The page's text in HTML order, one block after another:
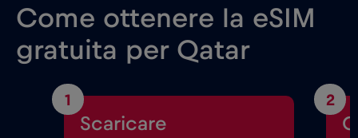
Come ottenere la eSIM
gratuita per Qatar
1
Scaricare
2